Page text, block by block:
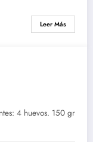
Leer Más
4 huevos. 150 gr